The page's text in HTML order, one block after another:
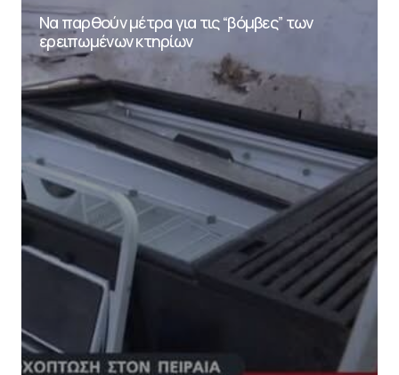
Να παρθούν μέτρα για τις “βόμβες” των
ερειπωμένων κτηρίων